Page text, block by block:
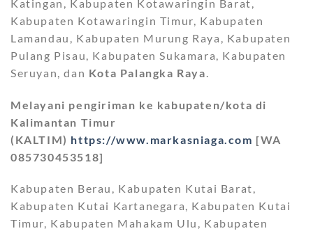
Katingan, Kabupaten Kotawaringin Barat,
Kabupaten Kotawaringin Timur, Kabupaten
Lamandau, Kabupaten Murung Raya, Kabupaten
Pulang Pisau, Kabupaten Sukamara, Kabupaten
Seruyan, dan Kota Palangka Raya
Melayani pengiriman ke kabupaten/kota di
Kalimantan Timur
(KALTIM) https://www.markasniaga.com [WA
085730453518]
Kabupaten Berau, Kabupaten Kutai Barat,
Kabupaten Kutai Kartanegara, Kabupaten Kutai
Timur, Kabupaten Mahakam Ulu, Kabupaten